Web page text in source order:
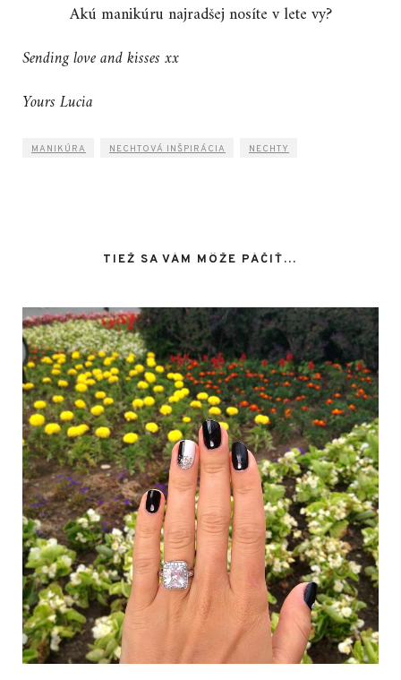
Akú manikúru najradšej nosíte v lete vy?
Sending love and kisses xx
Yours Lucia
MANIKÚRA NECHTOVÁ INŠPIRÁCIA NECHTY
TIEŽ SA VÁM MÔŽE PÁČIŤ…